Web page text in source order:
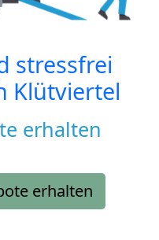
stressfrei
Klütviertel
erhalten
erhalten